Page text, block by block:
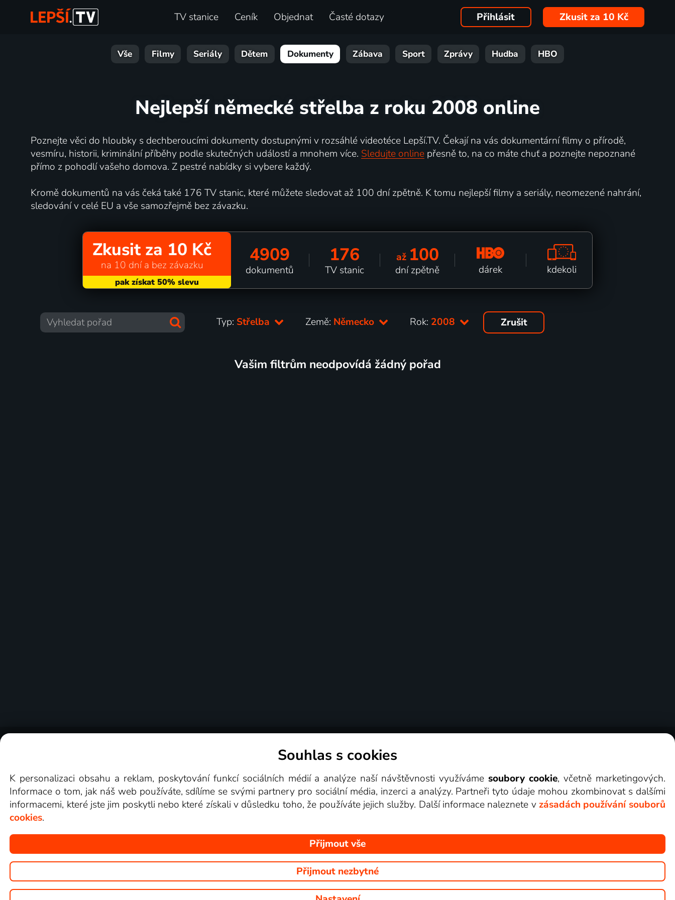
TV stanice Ceník Objednat Časté dotazy Přihlásit Zkusit za 10 Kč
Vše Filmy Seriály Dětem Dokumenty Zábava Sport Zprávy Hudba HBO
Nejlepší německé střelba z roku 2008 online
Poznejte věci do hloubky s dechberoucími dokumenty dostupnými v rozsáhlé videotéce Lepší.TV. Čekají na vás dokumentární filmy o přírodě,
vesmíru, historii, kriminální příběhy podle skutečných událostí a mnohem více. Sledujte onlinepřesně to, na co máte chuť a poznejte nepoznané
přímo z pohodlí vašeho domova. Z pestré nabídky si vybere každý.
Kromě dokumentů na vás čeká také 176 TV stanic, které můžete sledovat až 100 dní zpětně. K tomu nejlepší filmy a seriály, neomezené nahrání,
sledování v celé EU a vše samozřejmě bez závazku.
Zkusit za 10 Kč
na 10 dní a bez závazku 4909
dokumentů
176
TV stanic
až 100
dní zpětně dárek kdekoli
Typ: Střelba Země: Německo Rok: 2008 Zrušit
Vašim filtrům neodpovídá žádný pořad
Videotéka
Copyright © goNET s.r.o. Na tomto webu jsou zobrazovány obrázky z pořadů TV stanic, které můžete sledovat v Lepší.TV.
Souhlas s cookies
K personalizaci obsahu a reklam, poskytování funkcí sociálních médií a analýze naší návštěvnosti využívámesoubory cookie, včetně marketingových.
Informace o tom, jak náš web používáte, sdílíme se svými partnery pro sociální média, inzerci a analýzy. Partneři tyto údaje mohou zkombinovat s dalšími
informacemi, které jste jim poskytli nebo které získali v důsledku toho, že používáte jejich služby. Další informace naleznete v zásadách používání souborů
cookies.
Přijmout vše
Přijmout nezbytné